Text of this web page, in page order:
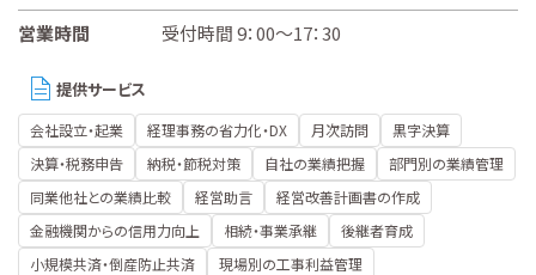
営業時間
受付時間 9：00～17：30
提供サービス
会社設立・起業 経理事務の省力化・DX 月次訪問
黒字決算
決算・税務申告
納税・節税対策 自社の業績把握
部門別の業績管理
同業他社との業績比較
経営助言
経営改善計画書の作成
金融機関からの信用力向上
相続・事業承継
後継者育成
小規模共済・倒産防止共済
現場別の工事利益管理